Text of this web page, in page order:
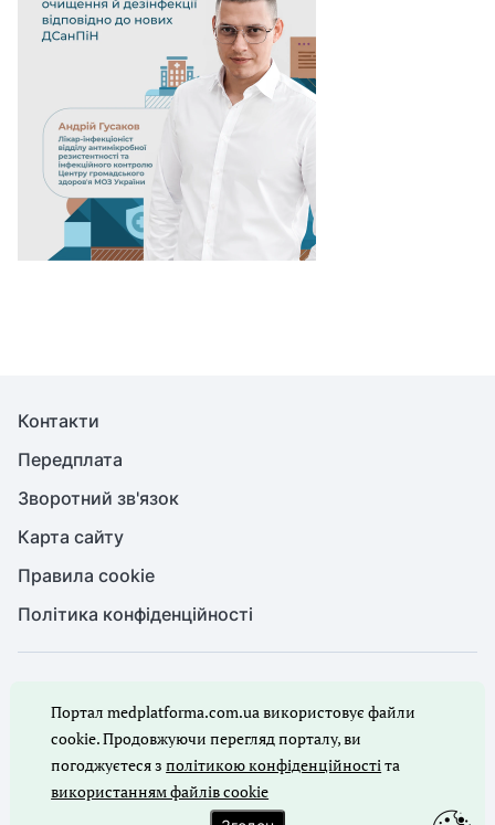
Контакти
Передплата
Зворотний зв'язок
Карта сайту
Правила cookie
Політика конфіденційності
Повне або часткове копіювання будь-яких матеріалів порталу,
цитування, публікація їх анотованих оглядів допускаються лише
з письмового дозволу редакції порталу.
Ми в соцмережах
Портал medplatforma.com.ua використовує файли
cookie. Продовжуючи перегляд порталу, ви
погоджуєтеся зполітикою конфіденційностіта
використанням файлів cookie